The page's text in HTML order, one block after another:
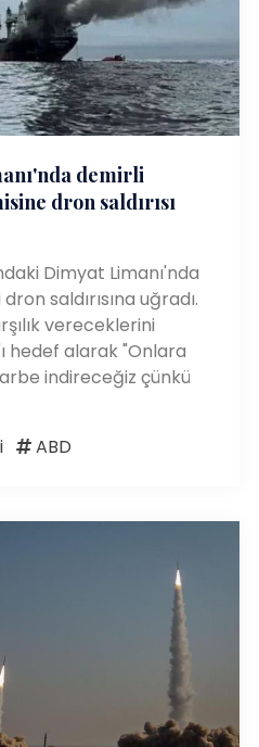
demirli
dron saldırısı
Dimyat Limanı'nda
saldırısına uğradı.
vereceklerini
hedef alarak "Onlara
indireceğiz çünkü
ABD